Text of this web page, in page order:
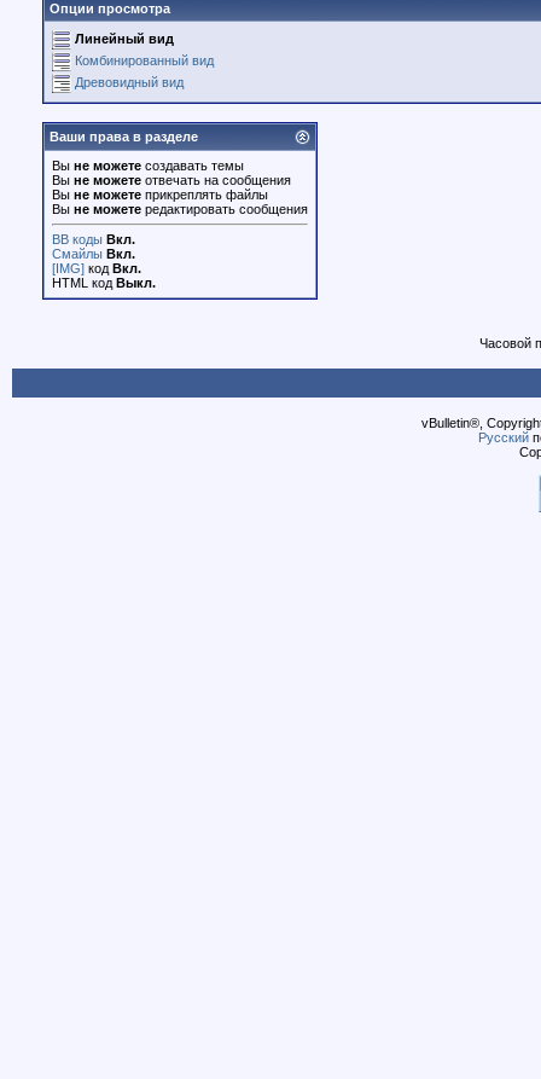
Опции просмотра
Линейный вид
Комбинированный вид
Древовидный вид
Ваши права в разделе
Вы не можете создавать темы
Вы не можете отвечать на сообщения
Вы не можете прикреплять файлы
Вы не можете редактировать сообщения
BB коды Вкл.
Смайлы Вкл.
[IMG] код Вкл.
HTML код Выкл.
Часовой
vBulletin®,
Русский